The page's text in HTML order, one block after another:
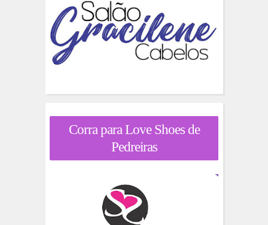
Corra para Love Shoes de
Pedreiras